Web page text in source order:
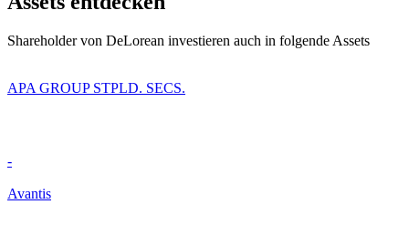
Shareholder von DeLorean investieren auch in folgende Assets
APA GROUP STPLD. SECS.
-
Avantis